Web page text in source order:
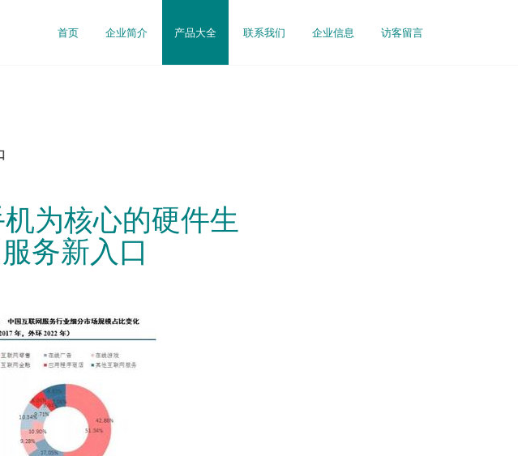
首页 企业简介 产品大全 联系我们 企业信息 访客留言
为核心的硬件生
务新入口